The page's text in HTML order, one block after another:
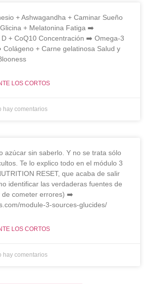
+ Ashwagandha + Caminar Sueño
+ Melatonina Fatiga ➡️
D + CoQ10 Concentración ➡️ Omega-3
+ Carne gelatinosa Salud y
LOS CORTOS
hay comentarios
azúcar sin saberlo. Y no se trata sólo
Te lo explico todo en el módulo 3
RESET, que acaba de salir
identificar las verdaderas fuentes de
de cometer errores) ➡️
module-3-sources-glucides/
LOS CORTOS
hay comentarios